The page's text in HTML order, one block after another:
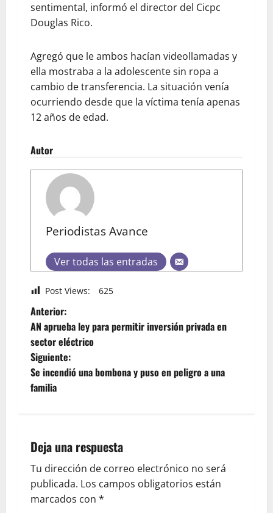
sentimental, informó el director del Cicpc
Douglas Rico.
Agregó que le ambos hacían videollamadas y
ella mostraba a la adolescente sin ropa a
cambio de transferencia. La situación venía
ocurriendo desde que la víctima tenía apenas
12 años de edad.
Autor
Periodistas Avance
Ver todas las entradas
Post Views: 625
Anterior:
AN aprueba ley para permitir inversión privada en
sector eléctrico
Siguiente:
Se incendió una bombona y puso en peligro a una
familia
Deja una respuesta
Tu dirección de correo electrónico no será
publicada. Los campos obligatorios están
marcados con *